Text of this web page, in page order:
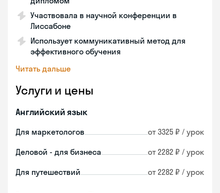
Участвовала в научной конференции в
Лиссабоне
Использует коммуникативный метод для
эффективного обучения
Читать дальше
Услуги и цены
Английский язык
Для маркетологов от 3325 ₽ / урок
Деловой - для бизнеса от 2282 ₽ / урок
Для путешествий от 2282 ₽ / урок